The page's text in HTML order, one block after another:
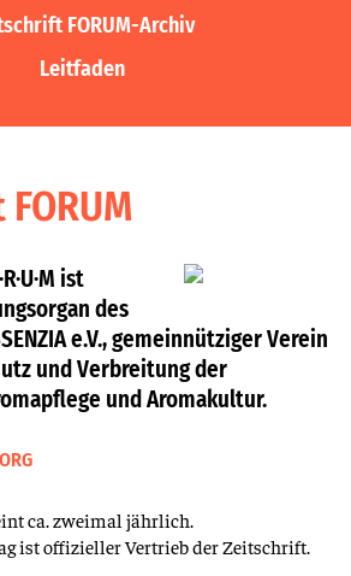
FORUM-Archiv
Leitfaden
ist
des
e.V., gemeinnütziger Verein
und Verbreitung der
und Aromakultur.
ca. zweimal jährlich.
ist offizieller Vertrieb der Zeitschrift.